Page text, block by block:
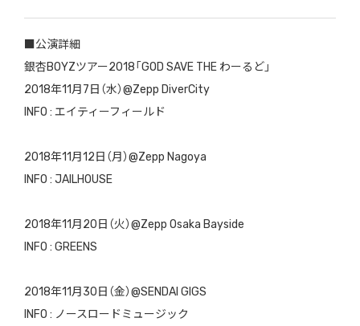
■公演詳細
銀杏BOYZツアー2018「GOD SAVE THE わーるど」
2018年11月7日（水）@Zepp DiverCity
INFO : エイティーフィールド
2018年11月12日（月）@Zepp Nagoya
INFO : JAILHOUSE
2018年11月20日（火）@Zepp Osaka Bayside
INFO : GREENS
2018年11月30日（金）@SENDAI GIGS
INFO : ノースロードミュージック